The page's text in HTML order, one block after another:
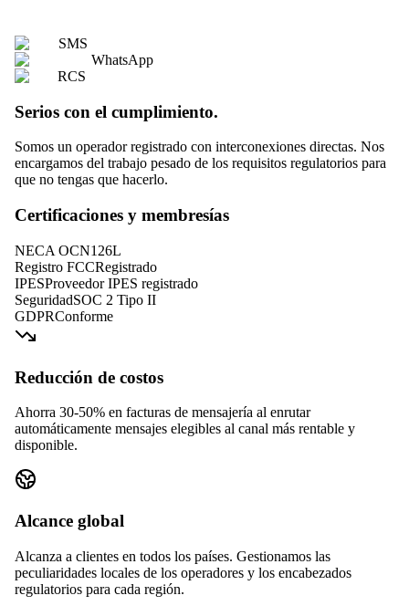
SMS
WhatsApp
RCS
Serios con el cumplimiento.
Somos un operador registrado con interconexiones directas. Nos
encargamos del trabajo pesado de los requisitos regulatorios para
que no tengas que hacerlo.
Certificaciones y membresías
NECA OCN126L
Registro FCCRegistrado
IPESProveedor IPES registrado
SeguridadSOC 2 Tipo II
GDPRConforme
Reducción de costos
Ahorra 30-50% en facturas de mensajería al enrutar
automáticamente mensajes elegibles al canal más rentable y
disponible.
Alcance global
Alcanza a clientes en todos los países. Gestionamos las
peculiaridades locales de los operadores y los encabezados
regulatorios para cada región.